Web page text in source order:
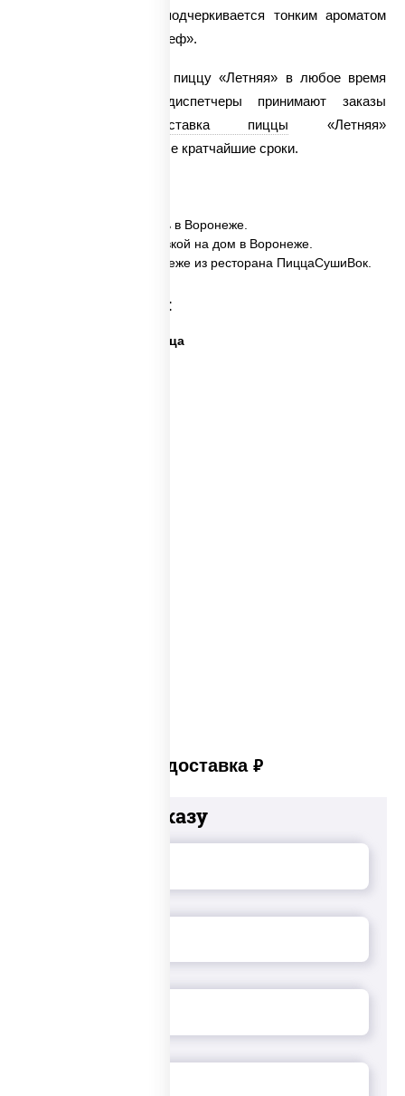
сочетания продуктов подчеркивается тонким ароматом
Моцареллы и соуса «Шеф».
У нас можно заказать пиццу «Летняя» в любое время
суток, ведь наши диспетчеры принимают заказы
Доставка пиццы «Летняя»
осуществляется в самые кратчайшие сроки.
✅ Пицца Летняя заказать в Воронеже.
✅ Пицца Летняя с доставкой на дом в Воронеже.
✅ Пицца Летняя в Воронеже из ресторана ПиццаСушиВок.
Категории товара:
Дешевая и вкусная пицца
Платная доставка руб
Добавьте к заказу